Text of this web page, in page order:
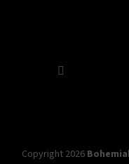
Copyright 2026